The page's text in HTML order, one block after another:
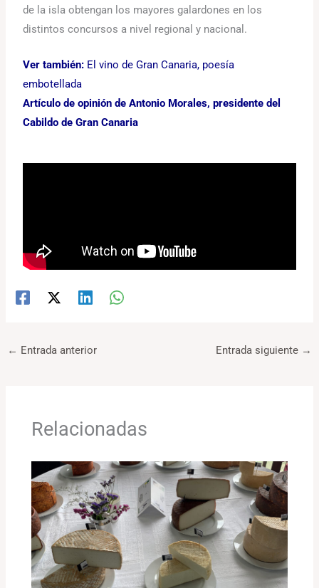
de la isla obtengan los mayores galardones en los
distintos concursos a nivel regional y nacional.
Ver también: El vino de Gran Canaria, poesía
embotellada
Artículo de opinión de Antonio Morales, presidente del
Cabildo de Gran Canaria
← Entrada anterior Entrada siguiente →
Relacionadas